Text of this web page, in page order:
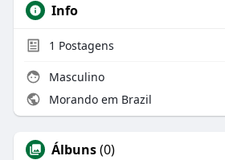
Info
1 Postagens
Masculino
Morando em Brazil
Álbuns(0)